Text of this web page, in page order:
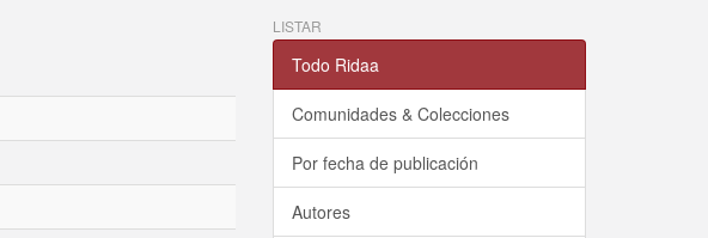
LISTAR
Todo Ridaa
Comunidades & Colecciones
Por fecha de publicación
Autores